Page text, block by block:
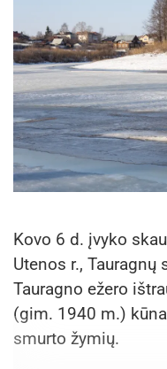
Kovo 6 d. įvyko
Utenos r., Tauragnų
Tauragno ežero
(gim. 1940 m.)
smurto žymių.